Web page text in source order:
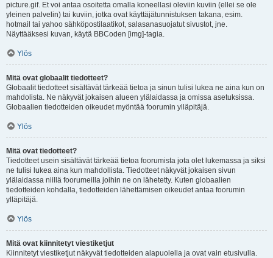
picture.gif. Et voi antaa osoitetta omalla koneellasi oleviin kuviin (ellei se ole
yleinen palvelin) tai kuviin, jotka ovat käyttäjätunnistuksen takana, esim.
hotmail tai yahoo sähköpostilaatikot, salasanasuojatut sivustot, jne.
Näyttääksesi kuvan, käytä BBCoden [img]-tagia.
Ylös
Mitä ovat globaalit tiedotteet?
Globaalit tiedotteet sisältävät tärkeää tietoa ja sinun tulisi lukea ne aina kun on
mahdolista. Ne näkyvät jokaisen alueen ylälaidassa ja omissa asetuksissa.
Globaalien tiedotteiden oikeudet myöntää foorumin ylläpitäjä.
Ylös
Mitä ovat tiedotteet?
Tiedotteet usein sisältävät tärkeää tietoa foorumista jota olet lukemassa ja siksi
ne tulisi lukea aina kun mahdollista. Tiedotteet näkyvät jokaisen sivun
ylälaidassa niillä foorumeilla joihin ne on lähetetty. Kuten globaalien
tiedotteiden kohdalla, tiedotteiden lähettämisen oikeudet antaa foorumin
ylläpitäjä.
Ylös
Mitä ovat kiinnitetyt viestiketjut
Kiinnitetyt viestiketjut näkyvät tiedotteiden alapuolella ja ovat vain etusivulla.